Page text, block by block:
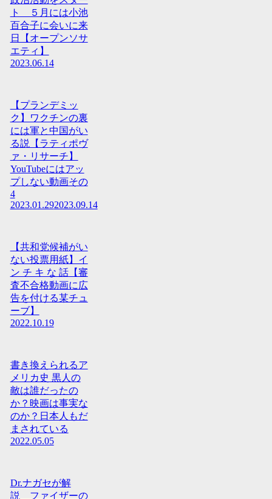
ト ５月には小池
百合子に会いに来
日【オープンソサ
エティ】
2023.06.14
【プランデミッ
ク】ワクチンの裏
には軍と中国がい
る説【ラティポヴ
ァ・リサーチ】
YouTubeにはアッ
プしない動画その
4
2023.01.292023.09.14
【共和党候補がい
ない投票用紙】イ
ン チ キ な 話【審
査不合格動画に広
告を付ける某チュ
ーブ】
2022.10.19
書き換えられるア
メリカ史 黒人の
敵は誰だったの
か？映画は事実な
のか？日本人もだ
まされている
2022.05.05
Dr.ナガセが解
説 ファイザーの